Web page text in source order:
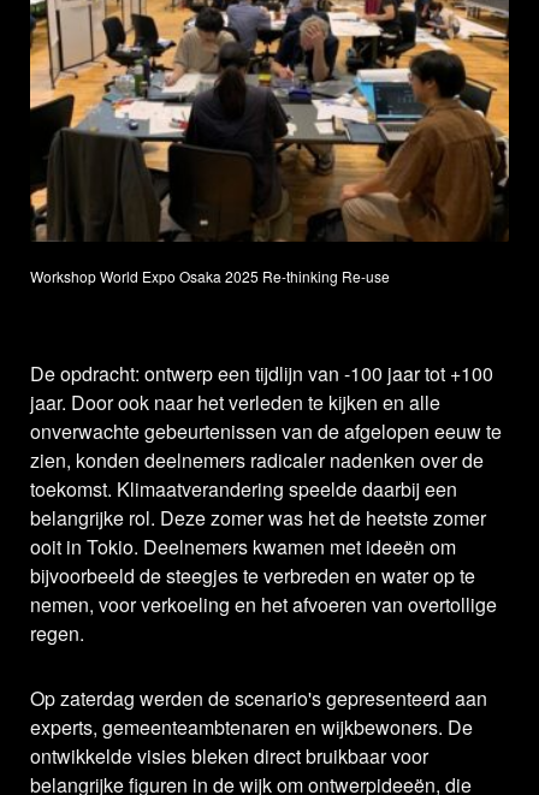
Workshop World Expo Osaka 2025 Re-thinking Re-use
De opdracht: ontwerp een tijdlijn van -100 jaar tot +100
jaar. Door ook naar het verleden te kijken en alle
onverwachte gebeurtenissen van de afgelopen eeuw te
zien, konden deelnemers radicaler nadenken over de
toekomst. Klimaatverandering speelde daarbij een
belangrijke rol. Deze zomer was het de heetste zomer
ooit in Tokio. Deelnemers kwamen met ideeën om
bijvoorbeeld de steegjes te verbreden en water op te
nemen, voor verkoeling en het afvoeren van overtollige
regen.
Op zaterdag werden de scenario's gepresenteerd aan
experts, gemeenteambtenaren en wijkbewoners. De
ontwikkelde visies bleken direct bruikbaar voor
belangrijke figuren in de wijk om ontwerpideeën, die